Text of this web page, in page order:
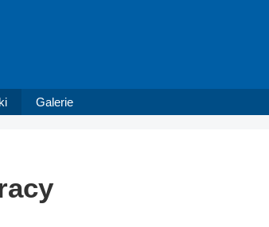
Galerie